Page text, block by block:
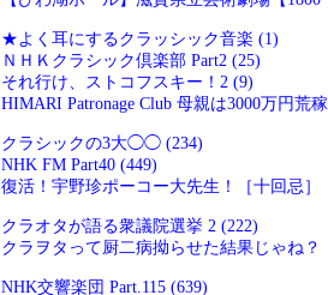
★よく耳にするクラッシック音楽 (1)
ＮＨＫクラシック倶楽部 Part2 (25)
それ行け、ストコフスキー！2 (9)
HIMARI Patronage Club 母親は3000万円荒稼
クラシックの3大◯◯ (234)
NHK FM Part40 (449)
復活！宇野珍ポーコー大先生！［十回忌］
クラオタが語る衆議院選挙 2 (222)
クラヲタって厨二病拗らせた結果じゃね？
NHK交響楽団 Part.115 (639)